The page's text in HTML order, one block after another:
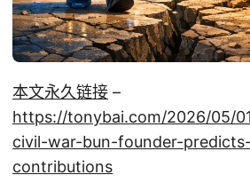
本文永久链接 –
https://tonybai.com/2026/05/
civil-war-bun-founder-
contributions